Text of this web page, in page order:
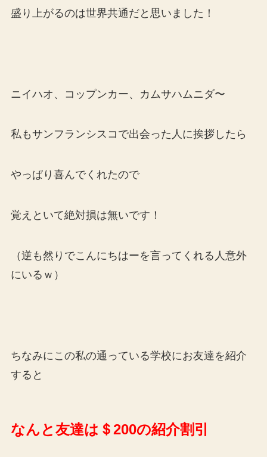
盛り上がるのは世界共通だと思いました！
ニイハオ、コップンカー、カムサハムニダ〜
私もサンフランシスコで出会った人に挨拶したら
やっぱり喜んでくれたので
覚えといて絶対損は無いです！
（逆も然りでこんにちはーを言ってくれる人意外
にいるｗ）
ちなみにこの私の通っている学校にお友達を紹介
すると
なんと友達は＄200の紹介割引